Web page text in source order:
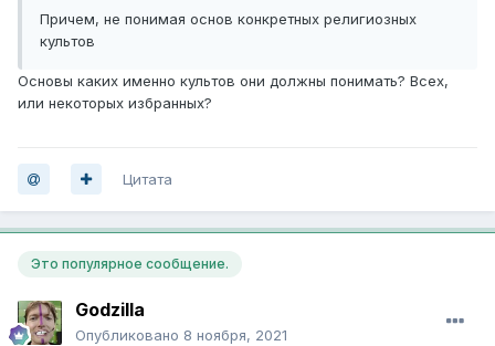
Причем, не понимая основ конкретных религиозных
культов
Основы каких именно культов они должны понимать? Всех,
или некоторых избранных?
Цитата
Это популярное сообщение.
Godzilla
Опубликовано 8 ноября, 2021